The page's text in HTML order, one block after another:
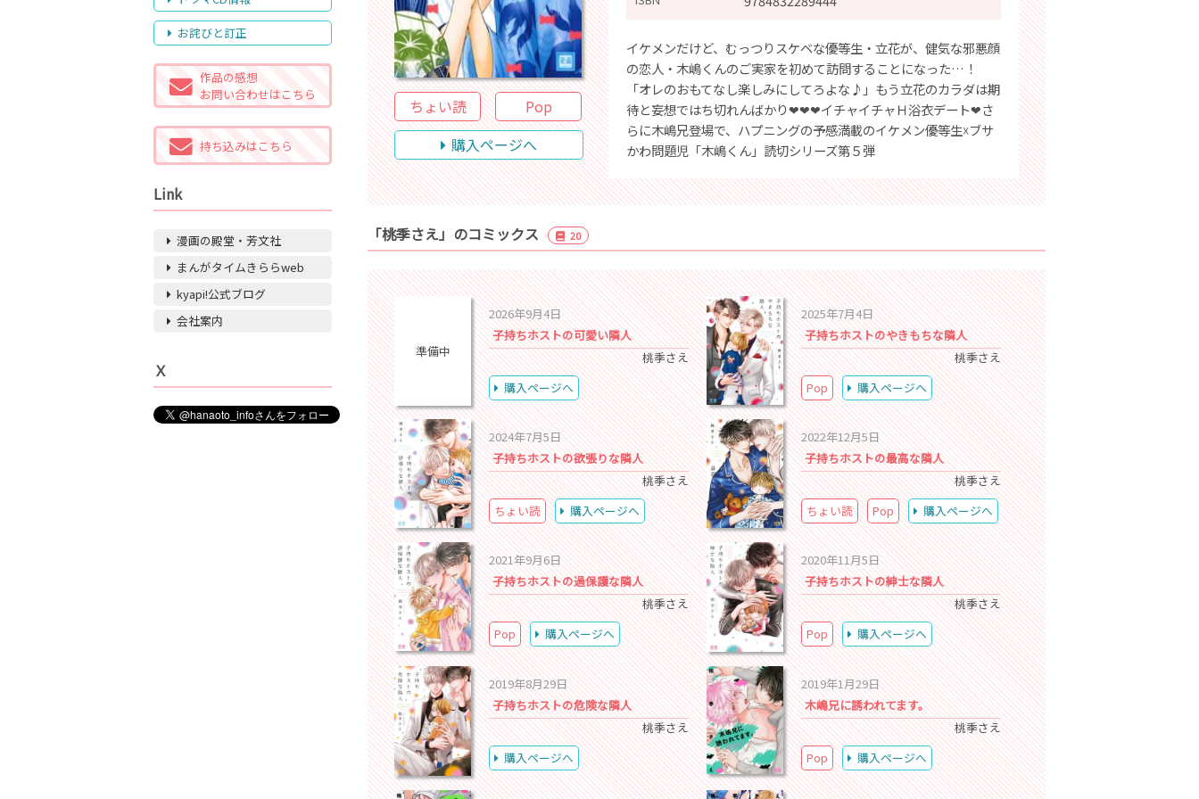
ちょい読
Pop
購入ページへ
イケメンだけど、むっつりスケベな優等生・立花が、健気な邪悪顔
の恋人・木嶋くんのご実家を初めて訪問することになった…！
「オレのおもてなし楽しみにしてろよな♪」もう立花のカラダは期
待と妄想ではち切れんばかり❤❤❤イチャイチャＨ浴衣デート❤さ
らに木嶋兄登場で、ハプニングの予感満載のイケメン優等生☓ブサ
かわ問題児「木嶋くん」読切シリーズ第５弾
「桃季さえ」のコミックス 20
準備中
2026年9月4日
子持ちホストの可愛い隣人
桃季さえ
購入ページへ
2025年7月4日
子持ちホストのやきもちな隣人
桃季さえ
Pop
購入ページへ
2024年7月5日
子持ちホストの欲張りな隣人
桃季さえ
ちょい読
購入ページへ
2022年12月5日
子持ちホストの最高な隣人
桃季さえ
ちょい読
Pop 購入ページへ
2021年9月6日
子持ちホストの過保護な隣人
桃季さえ
Pop
購入ページへ
2020年11月5日
子持ちホストの紳士な隣人
桃季さえ
Pop
購入ページへ
2019年8月29日
子持ちホストの危険な隣人
桃季さえ
購入ページへ
2019年1月29日
木嶋兄に誘われてます。
桃季さえ
Pop
購入ページへ
お詫びと訂正
作品の感想
お問い合わせはこちら
持ち込みはこちら
Link
漫画の殿堂・芳文社
まんがタイムきららweb
kyapi!公式ブログ
会社案内
Ｘ